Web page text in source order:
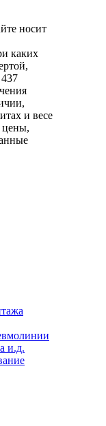
носит
каких
и весе
цены,
и.д.